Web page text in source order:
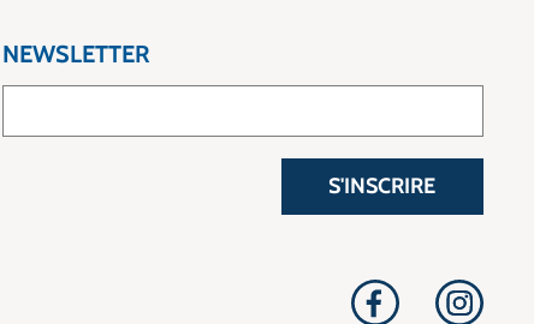
NEWSLETTER
S'INSCRIRE